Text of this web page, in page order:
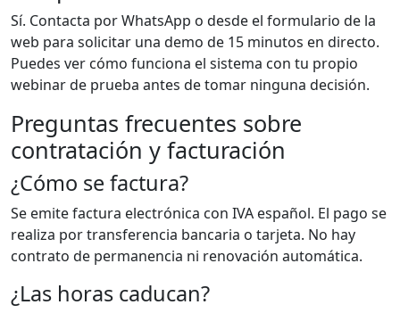
Sí. Contacta por WhatsApp o desde el formulario de la
web para solicitar una demo de 15 minutos en directo.
Puedes ver cómo funciona el sistema con tu propio
webinar de prueba antes de tomar ninguna decisión.
Preguntas frecuentes sobre
contratación y facturación
¿Cómo se factura?
Se emite factura electrónica con IVA español. El pago se
realiza por transferencia bancaria o tarjeta. No hay
contrato de permanencia ni renovación automática.
¿Las horas caducan?